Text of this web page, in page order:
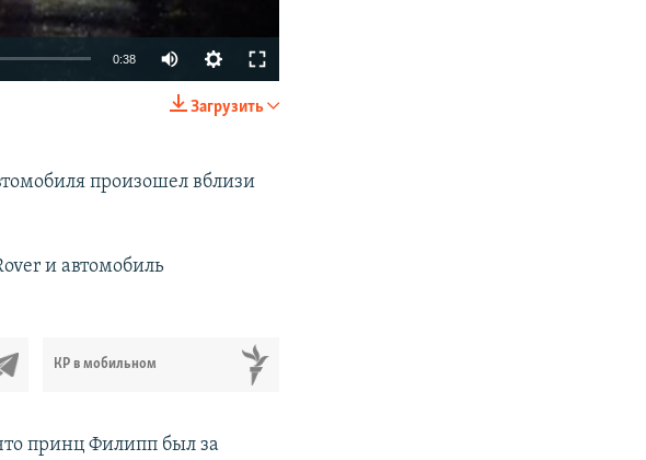
SHARE
0:38
Загрузить
произошел вблизи
и автомобиль
КР в мобильном
принц Филипп был за